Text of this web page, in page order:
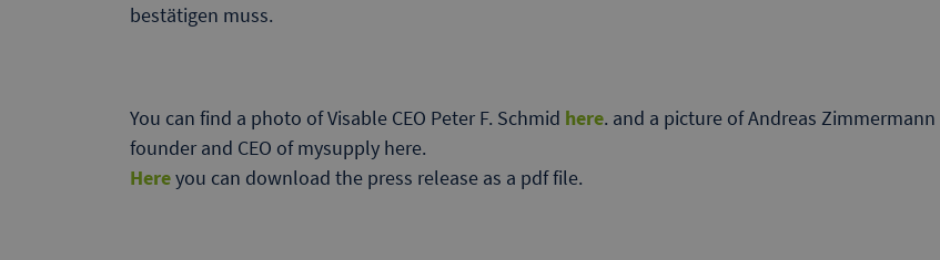
bestätigen muss.
You can find a photo of Visable CEO Peter F. Schmid here. and a picture of Andreas Zimmermann
founder and CEO of mysupply here.
Hereyou can download the press release as a pdf file.